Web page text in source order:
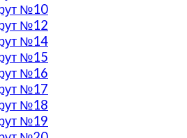
№10
№12
№14
№15
№16
№17
№18
№19